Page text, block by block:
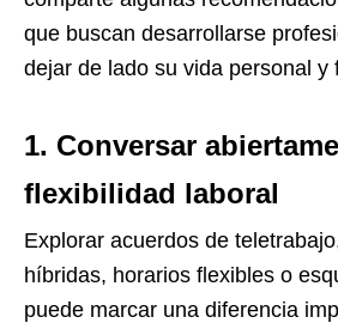
que buscan desarrollarse
dejar de lado su vida personal y
1. Conversar
flexibilidad laboral
Explorar acuerdos de
híbridas, horarios flexibles o
puede marcar una diferencia